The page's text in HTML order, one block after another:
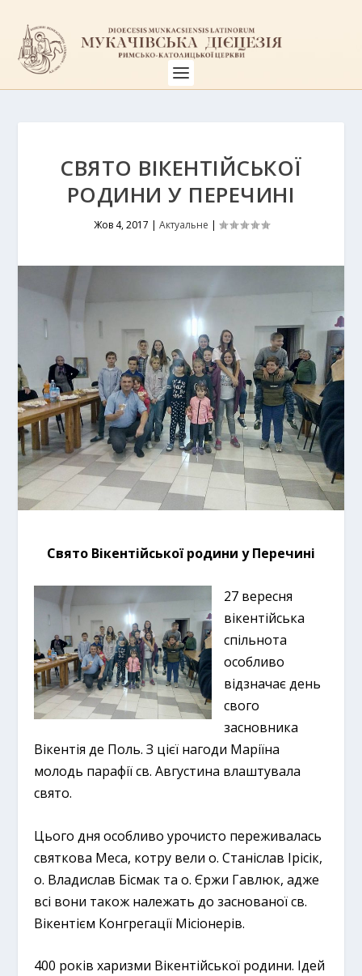
СВЯТО ВІКЕНТІЙСЬКОЇ
РОДИНИ У ПЕРЕЧИНІ
Жов 4, 2017 | Актуальне |
Свято Вікентійської родини у Перечині
27 вересня
вікентійська
спільнота
особливо
відзначає день
свого
засновника
Вікентія де Поль. З цієї нагоди Маріїна
молодь парафії св. Августина влаштувала
свято.
Цього дня особливо урочисто переживалась
святкова Меса, котру вели о. Станіслав Ірісік,
о. Владислав Бісмак та о. Єржи Гавлюк, адже
всі вони також належать до заснованої св.
Вікентієм Конгрегації Місіонерів.
400 років харизми Вікентійської родини. Ідей